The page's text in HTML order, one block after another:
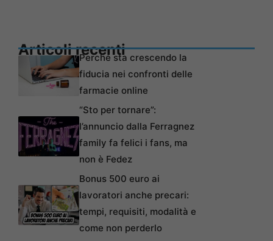
Articoli recentiPerché sta crescendo la
fiducia nei confronti delle
farmacie online
“Sto per tornare”:
l’annuncio dalla Ferragnez
family fa felici i fans, ma
non è Fedez
Bonus 500 euro ai
lavoratori anche precari:
tempi, requisiti, modalità e
come non perderlo